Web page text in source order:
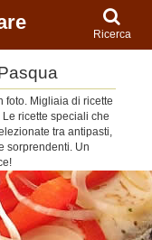
Ricerca
foto. Migliaia di ricette
ricette speciali che
tra antipasti,
sorprendenti. Un